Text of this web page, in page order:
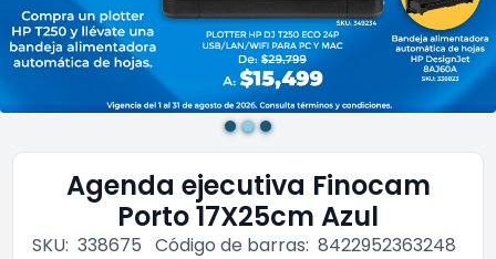
Agenda ejecutiva Finocam
Porto 17X25cm Azul
SKU: 338675 Código de barras: 8422952363248